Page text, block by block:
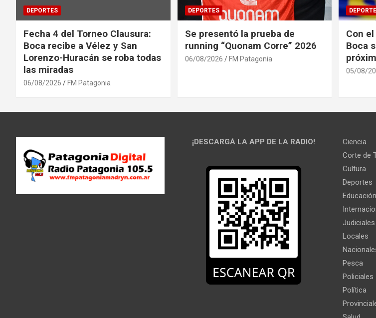
DEPORTES
Fecha 4 del Torneo Clausura:
Boca recibe a Vélez y San
Lorenzo-Huracán se roba todas
las miradas
06/08/2026 FM Patagonia
DEPORTES
Se presentó la prueba de
running “Quonam Corre” 2026
06/08/2026 FM Patagonia
Con
Boca
05/08/
¡DESCARGÁ LA APP DE LA RADIO!
Ciencia
Corte de
Cultura
Deportes
Educación
Judiciales
Locales
Pesca
Policiales
Política